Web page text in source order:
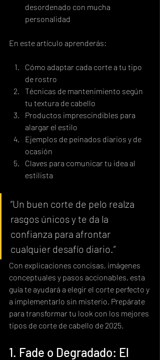
desordenado con mucha
personalidad
En este artículo aprenderás:
Cómo adaptar cada corte a tu tipo
de rostro
Técnicas de mantenimiento según
tu textura de cabello
Productos imprescindibles para
alargar el estilo
Ejemplos de peinados diarios y de
ocasión
Claves para comunicar tu idea al
estilista
“Un buen corte de pelo realza
rasgos únicos y te da la
confianza para afrontar
cualquier desafío diario.”
Con explicaciones concisas, imágenes
conceptuales y pasos accionables, esta
guía te ayudará a elegir el corte perfecto y
a implementarlo sin misterio. Prepárate
para transformar tu look con los mejores
tipos de corte de cabello de 2025.
1. Fade o Degradado: El